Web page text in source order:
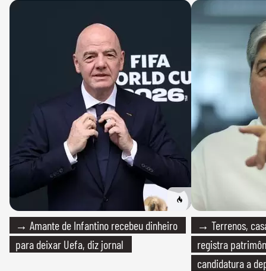
→ Amante de Infantino recebeu dinheiro
para deixar Uefa, diz jornal
→ Terrenos,
registra
candidatura a